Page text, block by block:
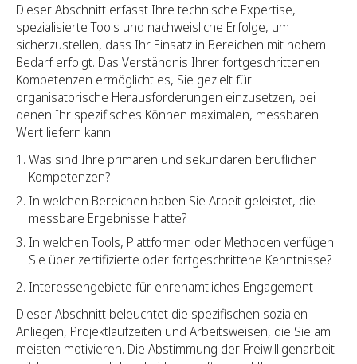
Dieser Abschnitt erfasst Ihre technische Expertise,
spezialisierte Tools und nachweisliche Erfolge, um
sicherzustellen, dass Ihr Einsatz in Bereichen mit hohem
Bedarf erfolgt. Das Verständnis Ihrer fortgeschrittenen
Kompetenzen ermöglicht es, Sie gezielt für
organisatorische Herausforderungen einzusetzen, bei
denen Ihr spezifisches Können maximalen, messbaren
Wert liefern kann.
Was sind Ihre primären und sekundären beruflichen
Kompetenzen?
In welchen Bereichen haben Sie Arbeit geleistet, die
messbare Ergebnisse hatte?
In welchen Tools, Plattformen oder Methoden verfügen
Sie über zertifizierte oder fortgeschrittene Kenntnisse?
Interessengebiete für ehrenamtliches Engagement
Dieser Abschnitt beleuchtet die spezifischen sozialen
Anliegen, Projektlaufzeiten und Arbeitsweisen, die Sie am
meisten motivieren. Die Abstimmung der Freiwilligenarbeit